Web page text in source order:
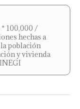
100,000 /
hechas a
población
y vivienda